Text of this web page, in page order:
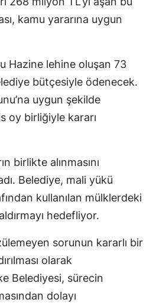
kamu yararına uygun
Hazine lehine oluşan 73
bütçesiyle ödenecek.
uygun şekilde
oy birliğiyle kararı
birlikte alınmasını
Belediye, mali yükü
kullanılan mülklerdeki
hedefliyor.
sorunun kararlı bir
olarak
Belediyesi, sürecin
dolayı